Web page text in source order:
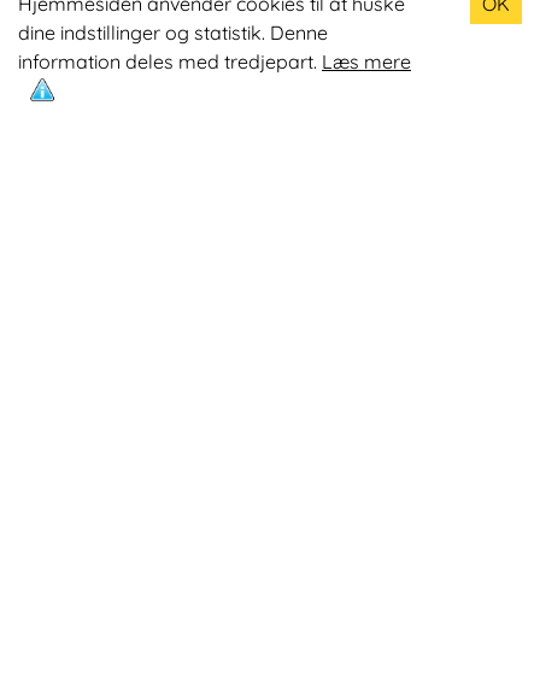
dine indstillinger og statistik. Denne
information deles med tredjepart. Læs mere
Odin R900 Romaskine
Odin S900 Spinningcykel